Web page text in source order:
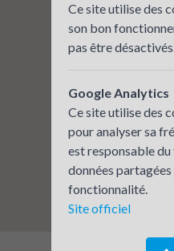
Ce site utilise des
son bon
pas être
Google Analytics
Ce site utilise des
pour analyser sa
est responsable
données
fonctionnalité.
Site officiel